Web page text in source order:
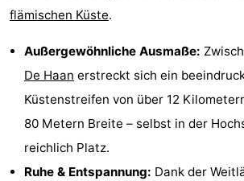
tun
Museen
-
Denkmäler
-
Aussichtspunkte
Attraktionen
Rundfahrten
flämischen Küste.
Außergewöhnliche Ausmaße:
De Haan erstreckt sich ein
Küstenstreifen von über 12
80 Metern Breite – selbst in der
reichlich Platz.
Ruhe & Entspannung: Dank der